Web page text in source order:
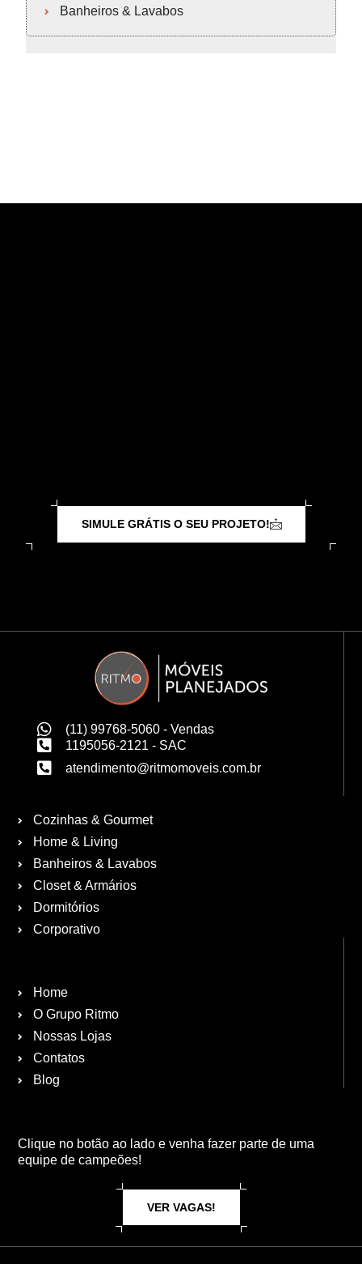
Banheiros & Lavabos
SIMULE GRÁTIS O SEU PROJETO!
(11) 99768-5060 - Vendas
1195056-2121 - SAC
atendimento@ritmomoveis.com.br
Cozinhas & Gourmet
Home & Living
Banheiros & Lavabos
Closet & Armários
Dormitórios
Corporativo
Home
O Grupo Ritmo
Nossas Lojas
Contatos
Blog
Clique no botão ao lado e venha fazer parte de uma
equipe de campeões!
VER VAGAS!